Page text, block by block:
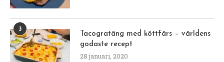
3
Tacogratäng med köttfärs – världens
godaste recept
28 januari, 2020